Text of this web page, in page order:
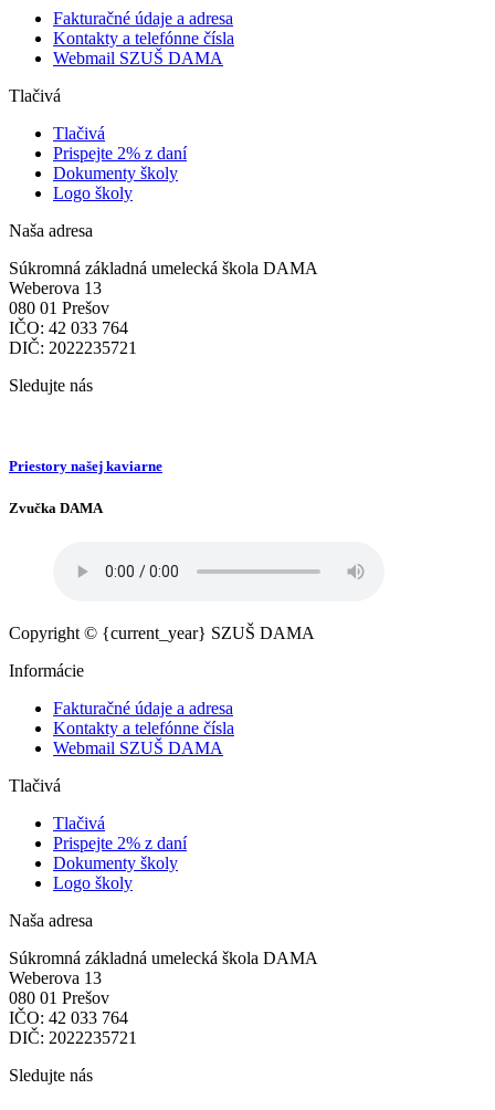
Fakturačné údaje a adresa
Kontakty a telefónne čísla
Webmail SZUŠ DAMA
Tlačivá
Tlačivá
Prispejte 2% z daní
Dokumenty školy
Logo školy
Naša adresa
Súkromná základná umelecká škola DAMA
Weberova 13
080 01 Prešov
IČO: 42 033 764
DIČ: 2022235721
Sledujte nás
Priestory našej kaviarne
Zvučka DAMA
Copyright © {current_year} SZUŠ DAMA
Informácie
Fakturačné údaje a adresa
Kontakty a telefónne čísla
Webmail SZUŠ DAMA
Tlačivá
Tlačivá
Prispejte 2% z daní
Dokumenty školy
Logo školy
Naša adresa
Súkromná základná umelecká škola DAMA
Weberova 13
080 01 Prešov
IČO: 42 033 764
DIČ: 2022235721
Sledujte nás